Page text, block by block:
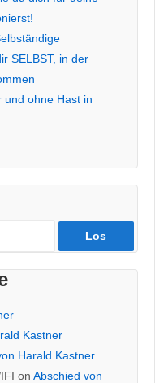
SELBST, in der
und ohne Hast in
Kastner
Harald Kastner
on Abschied von